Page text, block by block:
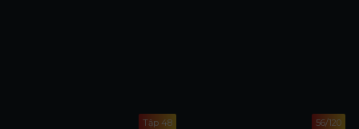
Tập 48 56/120